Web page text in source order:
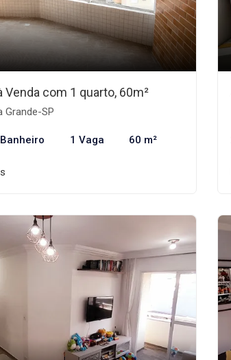
Venda com 1 quarto, 60m²
Grande-SP
1 Vaga 60 m²